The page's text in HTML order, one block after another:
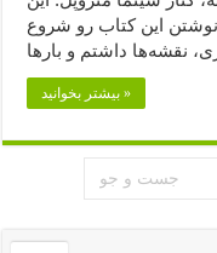
این کتاب رو شروع
بیشتر بخوانید »